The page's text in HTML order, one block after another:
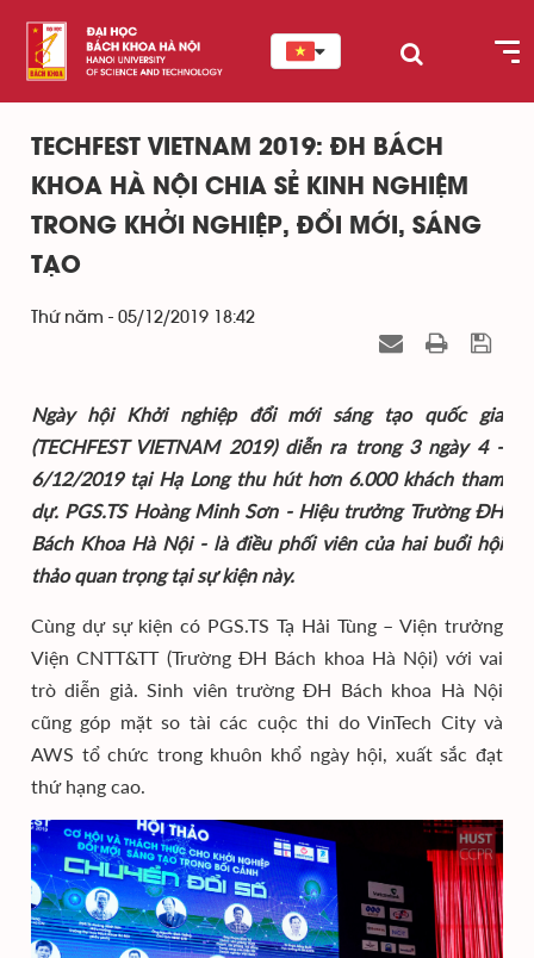
TECHFEST VIETNAM 2019: ĐH BÁCH
KHOA HÀ NỘI CHIA SẺ KINH NGHIỆM
TRONG KHỞI NGHIỆP, ĐỔI MỚI, SÁNG
TẠO
Thứ năm - 05/12/2019 18:42
Ngày hội Khởi nghiệp đổi mới sáng tạo quốc gia
(TECHFEST VIETNAM 2019) diễn ra trong 3 ngày 4 -
6/12/2019 tại Hạ Long thu hút hơn 6.000 khách tham
dự. PGS.TS Hoàng Minh Sơn - Hiệu trưởng Trường ĐH
Bách Khoa Hà Nội - là điều phối viên của hai buổi hội
thảo quan trọng tại sự kiện này.
Cùng dự sự kiện có PGS.TS Tạ Hải Tùng – Viện trưởng
Viện CNTT&TT (Trường ĐH Bách khoa Hà Nội) với vai
trò diễn giả. Sinh viên trường ĐH Bách khoa Hà Nội
cũng góp mặt so tài các cuộc thi do VinTech City và
AWS tổ chức trong khuôn khổ ngày hội, xuất sắc đạt
thứ hạng cao.